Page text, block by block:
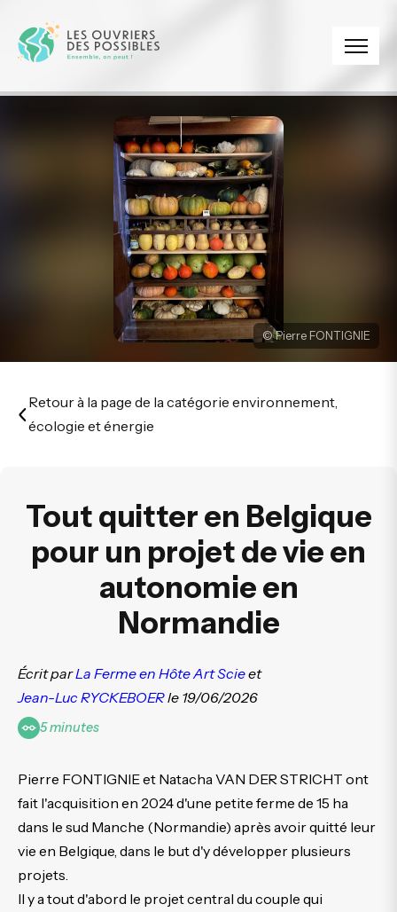
© Pierre FONTIGNIE
Retour à la page de la catégorie environnement,
écologie et énergie
Tout quitter en Belgique
pour un projet de vie en
autonomie en
Normandie
Écrit parLa Ferme en Hôte Art Scieet
Jean-Luc RYCKEBOERle 19/06/2026
5 minutes
Pierre FONTIGNIE et Natacha VAN DER STRICHT ont
fait l'acquisition en 2024 d'une petite ferme de 15 ha
dans le sud Manche (Normandie) après avoir quitté leur
vie en Belgique, dans le but d'y développer plusieurs
projets.
Il y a tout d'abord le projet central du couple qui